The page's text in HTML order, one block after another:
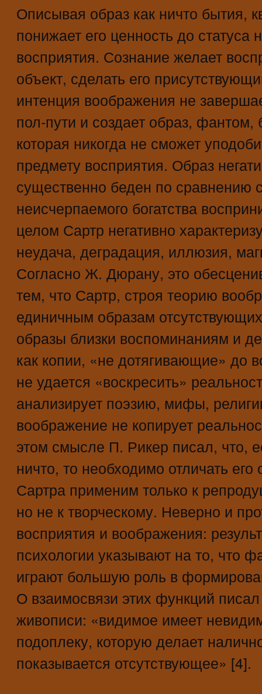
Описывая образ как ничто бытия,
понижает его ценность до статуса
восприятия. Сознание желает
объект, сделать его
интенция воображения не
пол-пути и создает образ,
которая никогда не сможет
предмету восприятия. Образ
существенно беден по сравнению
неисчерпаемого богатства
целом Сартр негативно
неудача, деградация, иллюзия,
Согласно Ж. Дюрану, это
тем, что Сартр, строя теорию
единичным образам
образы близки воспоминаниям и
как копии, «не дотягивающие» до
не удается «воскресить»
анализирует поэзию, мифы,
воображение не копирует
этом смысле П. Рикер писал, что,
ничто, то необходимо отличать
Сартра применим только к
но не к творческому. Неверно и
восприятия и воображения:
психологии указывают на то, что
играют большую роль в
О взаимосвязи этих функций
живописи: «видимое имеет
подоплеку, которую делает
показывается отсутствующее» [4].